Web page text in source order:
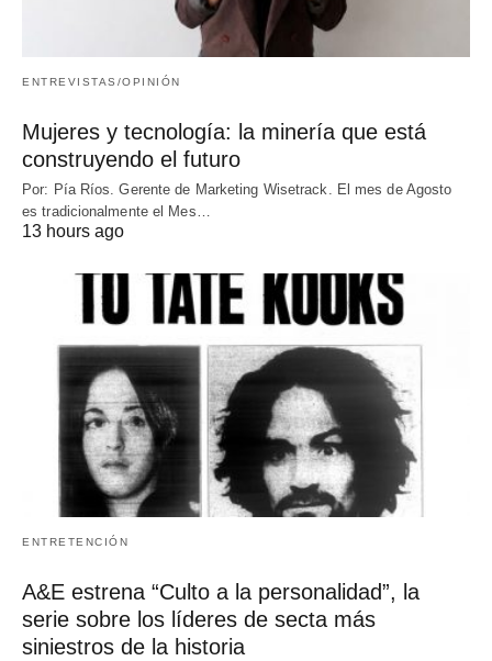
ENTREVISTAS/OPINIÓN
Mujeres y tecnología: la minería que está
construyendo el futuro
Por: Pía Ríos. Gerente de Marketing Wisetrack. El mes de Agosto
es tradicionalmente el Mes…
13 hours ago
ENTRETENCIÓN
A&E estrena “Culto a la personalidad”, la
serie sobre los líderes de secta más
siniestros de la historia